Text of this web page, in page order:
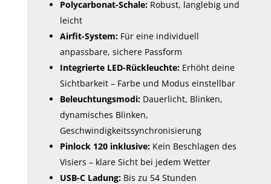
Polycarbonat-Schale: Robust, langlebig und
leicht
Airfit-System: Für eine individuell
anpassbare, sichere Passform
Integrierte LED-Rückleuchte: Erhöht deine
Sichtbarkeit – Farbe und Modus einstellbar
Beleuchtungsmodi: Dauerlicht, Blinken,
dynamisches Blinken,
Geschwindigkeitssynchronisierung
Pinlock 120 inklusive: Kein Beschlagen des
Visiers – klare Sicht bei jedem Wetter
USB-C Ladung: Bis zu 54 Stunden